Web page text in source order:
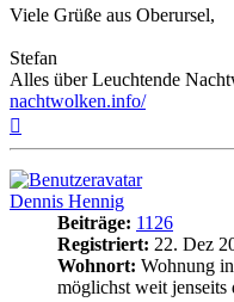
Viele Grüße aus Oberursel,
Stefan
Alles über Leuchtende
nachtwolken.info/
Dennis Hennig
Beiträge: 1126
Registriert: 22. Dez
Wohnort: Wohnung
möglichst weit jenseits